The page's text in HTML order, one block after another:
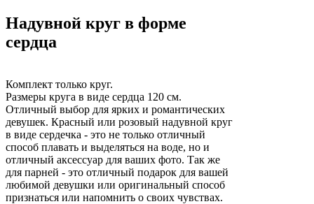
Надувной круг в форме
сердца
Комплект только круг.
Размеры круга в виде сердца 120 см.
Отличный выбор для ярких и романтических
девушек. Красный или розовый надувной круг
в виде сердечка - это не только отличный
способ плавать и выделяться на воде, но и
отличный аксессуар для ваших фото. Так же
для парней - это отличный подарок для вашей
любимой девушки или оригинальный способ
признаться или напомнить о своих чувствах.